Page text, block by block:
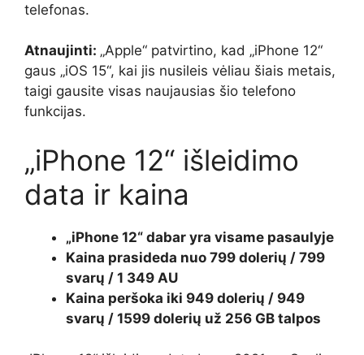
telefonas.
Atnaujinti: „Apple“ patvirtino, kad „iPhone 12“
gaus „iOS 15“, kai jis nusileis vėliau šiais metais,
taigi gausite visas naujausias šio telefono
funkcijas.
„iPhone 12“ išleidimo
data ir kaina
„iPhone 12“ dabar yra visame pasaulyje
Kaina prasideda nuo 799 dolerių / 799
svarų / 1 349 AU
Kaina peršoka iki 949 dolerių / 949
svarų / 1599 dolerių už 256 GB talpos